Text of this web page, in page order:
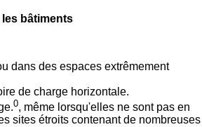
les bâtiments
dans des espaces extrêmement
de charge horizontale.
0, même lorsqu'elles ne sont pas en
sites étroits contenant de nombreuses